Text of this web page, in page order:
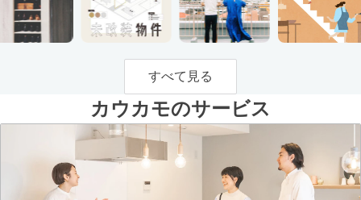
すべて見る
カウカモのサービス